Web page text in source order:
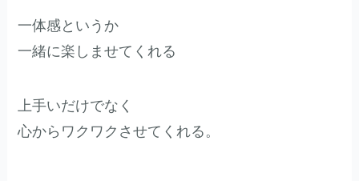
一体感というか
一緒に楽しませてくれる
上手いだけでなく
心からワクワクさせてくれる。